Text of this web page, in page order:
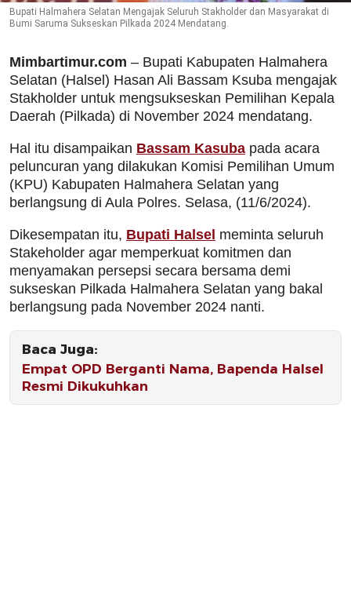
Bupati Halmahera Selatan Mengajak Seluruh Stakholder dan Masyarakat di
Bumi Saruma Sukseskan Pilkada 2024 Mendatang.
Mimbartimur.com – Bupati Kabupaten Halmahera
Selatan (Halsel) Hasan Ali Bassam Ksuba mengajak
Stakholder untuk mengsukseskan Pemilihan Kepala
Daerah (Pilkada) di November 2024 mendatang.
Hal itu disampaikan Bassam Kasuba pada acara
peluncuran yang dilakukan Komisi Pemilihan Umum
(KPU) Kabupaten Halmahera Selatan yang
berlangsung di Aula Polres. Selasa, (11/6/2024).
Dikesempatan itu, Bupati Halsel meminta seluruh
Stakeholder agar memperkuat komitmen dan
menyamakan persepsi secara bersama demi
sukseskan Pilkada Halmahera Selatan yang bakal
berlangsung pada November 2024 nanti.
Baca Juga:
Empat OPD Berganti Nama, Bapenda Halsel
Resmi Dikukuhkan